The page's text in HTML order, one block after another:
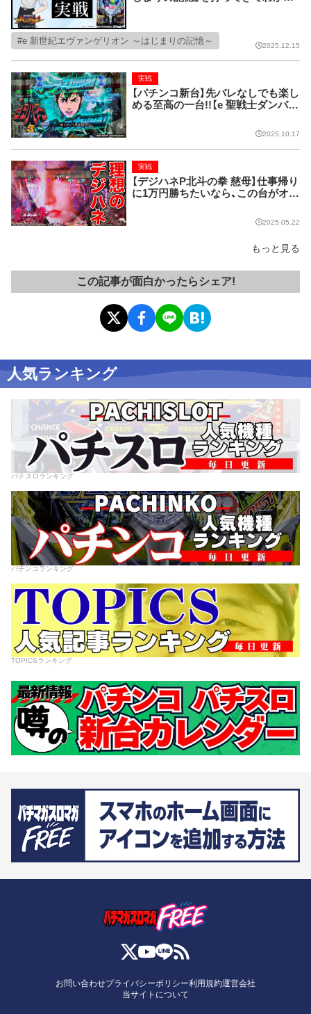
レイ背景etc...【e 新世紀エヴァンゲ
リオン ～はじまりの記憶～】
e 新世紀エヴァンゲリオン ～はじまりの記憶～ 2025.12.15
【パチンコ新台】先バレなしでも楽し
める至高の一台!!【e 聖戦士ダンバイ
実戦
2025.10.17
【デジハネP北斗の拳 慈母】仕事帰り
に1万円勝ちたいなら、この台がオス
実戦
2025.05.22
もっと見る
この記事が面白かったらシェア!
人気ランキング
パチスロランキング
パチンコランキング
TOPICSランキング
お問い合わせプライバシーポリシー利用規約運営会社
当サイトについて